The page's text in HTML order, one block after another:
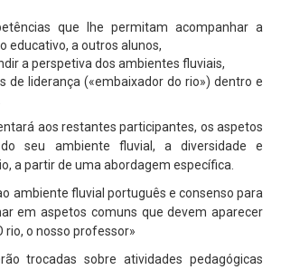
que lhe permitam acompanhar a
educativo, a outros alunos,
a perspetiva dos ambientes fluviais,
de liderança («embaixador do rio») dentro e
aos restantes participantes, os aspetos
seu ambiente fluvial, a diversidade e
a partir de uma abordagem específica.
ambiente fluvial português e consenso para
em aspetos comuns que devem aparecer
rio, o nosso professor»
trocadas sobre atividades pedagógicas